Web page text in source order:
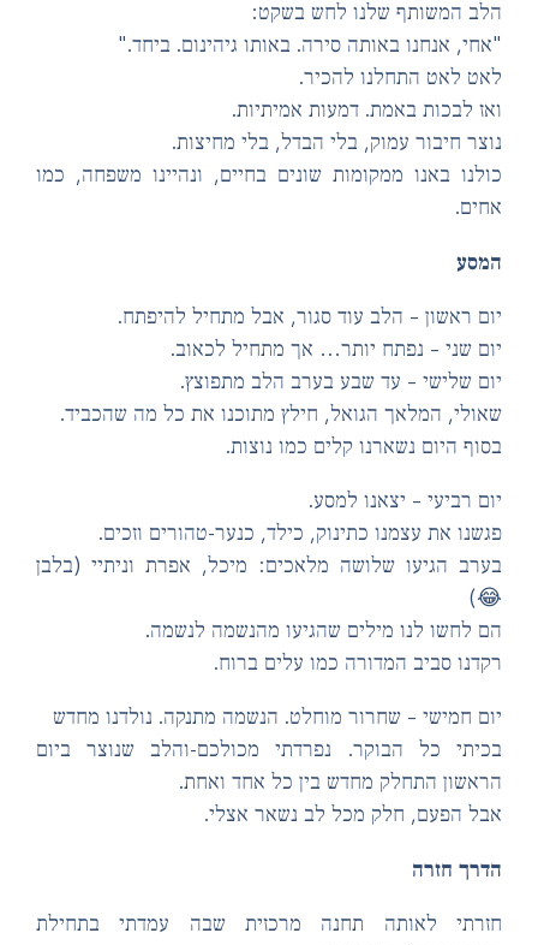
המשותף שלנו לחש בשקט:
אנחנו באותה סירה. באותו גיהינום. ביחד."
לאט התחלנו להכיר.
לבכות באמת. דמעות אמיתיות.
חיבור עמוק, בלי הבדל, בלי מחיצות.
באנו ממקומות שונים בחיים, ונהיינו משפחה, כמו
ראשון – הלב עוד סגור, אבל מתחיל להיפתח.
שני – נפתח יותר… אך מתחיל לכאוב.
שלישי – עד שבע בערב הלב מתפוצץ.
המלאך הגואל, חילץ מתוכנו את כל מה שהכביד.
היום נשארנו קלים כמו נוצות.
רביעי – יצאנו למסע.
את עצמנו כתינוק, כילד, כנער-טהורים וזכים.
הגיעו שלושה מלאכים: מיכל, אפרת וניתיי (בלבן
לחשו לנו מילים שהגיעו מהנשמה לנשמה.
סביב המדורה כמו עלים ברוח.
חמישי – שחרור מוחלט. הנשמה מתנקה. נולדנו מחדש
כל הבוקר. נפרדתי מכולכם-והלב שנוצר ביום
התחלק מחדש בין כל אחד ואחת.
הפעם, חלק מכל לב נשאר אצלי.
חזרה
לאותה תחנה מרכזית שבה עמדתי בתחילת